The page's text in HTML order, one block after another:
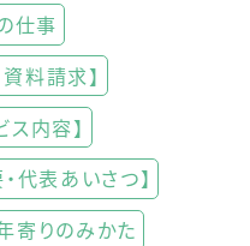
仕事
資料請求】
ス内容】
代表あいさつ】
寄りのみかた